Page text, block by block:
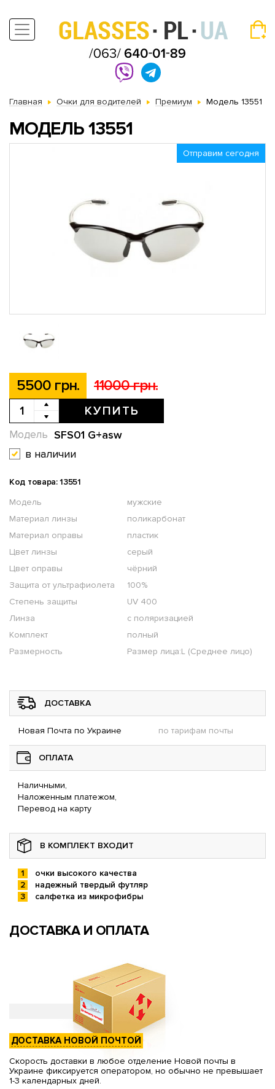
Главная Очки для водителей Премиум Модель 13551
МОДЕЛЬ 13551
Отправим сегодня
5500 грн. 11000 грн.
КУПИТЬ
SFS01 G+asw
Модель
в наличии
Код товара: 13551
Модель
мужские
Материал линзы
поликарбонат
Материал оправы
пластик
Цвет линзы
серый
Цвет оправы
чёрний
Защита от ультрафиолета
100%
Степень защиты
UV 400
Линза
с поляризацией
Комплект
полный
Размерность
Размер лица:L (Среднее лицо)
ДОСТАВКА
Новая Почта по Украине по тарифам почты
ОПЛАТА
Наличными,
Наложенным платежом,
Перевод на карту
В КОМПЛЕКТ ВХОДИТ
очки высокого качества
надежный твердый футляр
салфетка из микрофибры
ДОСТАВКА И ОПЛАТА
ДОСТАВКА НОВОЙ ПОЧТОЙ
Скорость доставки в любое отделение Новой почты в
Украине фиксируется оператором, но обычно не превышает
1-3 календарных дней.